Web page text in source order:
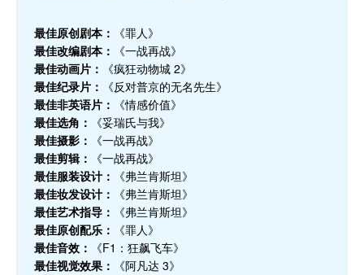
最佳原创剧本：
《罪人》
最佳改编剧本：
《一战再战》
最佳动画片：
《疯狂动物城 2》
最佳纪录片：
《反对普京的无名先生》
最佳非英语片：
《情感价值》
最佳选角：
《妥瑞氏与我》
最佳摄影：
《一战再战》
最佳剪辑：
《一战再战》
最佳服装设计：
《弗兰肯斯坦》
最佳妆发设计：
《弗兰肯斯坦》
最佳艺术指导：
《弗兰肯斯坦》
最佳原创配乐：
《罪人》
最佳音效：
《F1：狂飙飞车》
最佳视觉效果：
《阿凡达 3》